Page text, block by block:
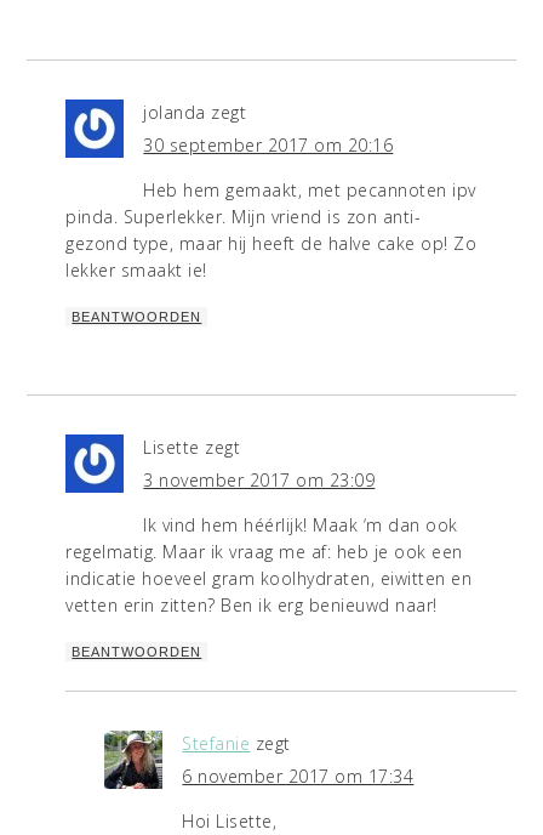
jolanda zegt
30 september 2017 om 20:16
Heb hem gemaakt, met pecannoten ipv
pinda. Superlekker. Mijn vriend is zon anti-
gezond type, maar hij heeft de halve cake op! Zo
lekker smaakt ie!
BEANTWOORDEN
Lisette zegt
3 november 2017 om 23:09
Ik vind hem héérlijk! Maak ‘m dan ook
regelmatig. Maar ik vraag me af: heb je ook een
indicatie hoeveel gram koolhydraten, eiwitten en
vetten erin zitten? Ben ik erg benieuwd naar!
BEANTWOORDEN
Stefanie zegt
6 november 2017 om 17:34
Hoi Lisette,